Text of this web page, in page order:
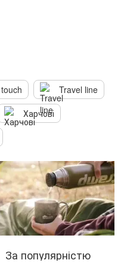
Travel line
Харчові
За популярністю